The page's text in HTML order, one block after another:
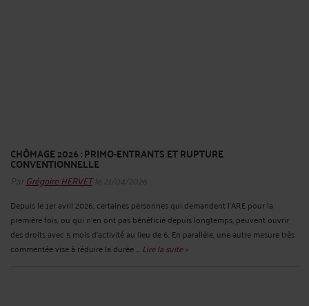
CHÔMAGE 2026 : PRIMO-ENTRANTS ET RUPTURE
CONVENTIONNELLE
Par Grégoire HERVETle 21/04/2026
Depuis le 1er avril 2026, certaines personnes qui demandent l’ARE pour la
première fois, ou qui n’en ont pas bénéficié depuis longtemps, peuvent ouvrir
des droits avec 5 mois d’activité au lieu de 6. En parallèle, une autre mesure très
commentée vise à réduire la durée ... Lire la suite >